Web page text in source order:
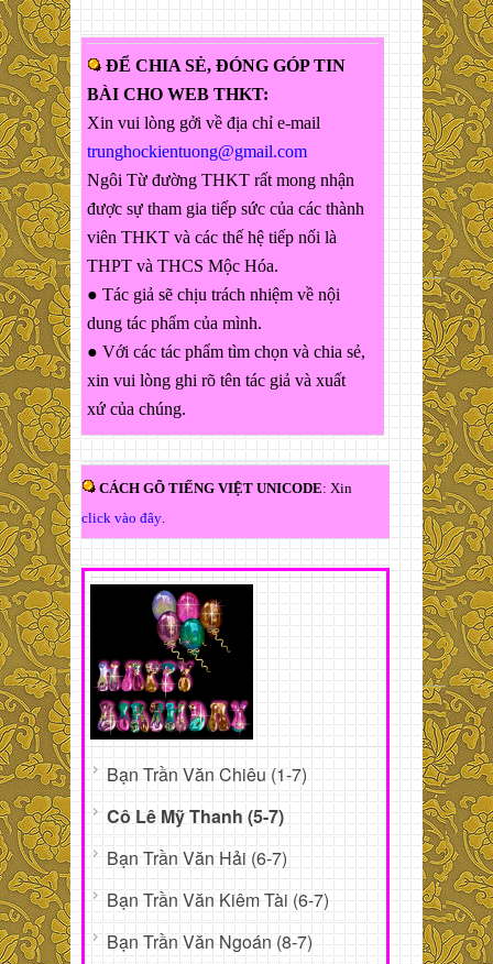
ĐỂ CHIA SẺ, ĐÓNG GÓP TIN
BÀI CHO WEB THKT:
Xin vui lòng gởi về địa chỉ e-mail
trunghockientuong@gmail.com
Ngôi Từ đường THKT rất mong nhận
được sự tham gia tiếp sức của các thành
viên THKT và các thế hệ tiếp nối là
THPT và THCS Mộc Hóa.
● Tác giả sẽ chịu trách nhiệm về nội
dung tác phẩm của mình.
● Với các tác phẩm tìm chọn và chia sẻ,
xin vui lòng ghi rõ tên tác giả và xuất
xứ của chúng.
CÁCH GÕ TIẾNG VIỆT UNICODE: Xin
click vào đây.
Bạn Trần Văn Chiêu (1-7)
Cô Lê Mỹ Thanh (5-7)
Bạn Trần Văn Hải (6-7)
Bạn Trần Văn Kiêm Tài (6-7)
Bạn Trần Văn Ngoán (8-7)